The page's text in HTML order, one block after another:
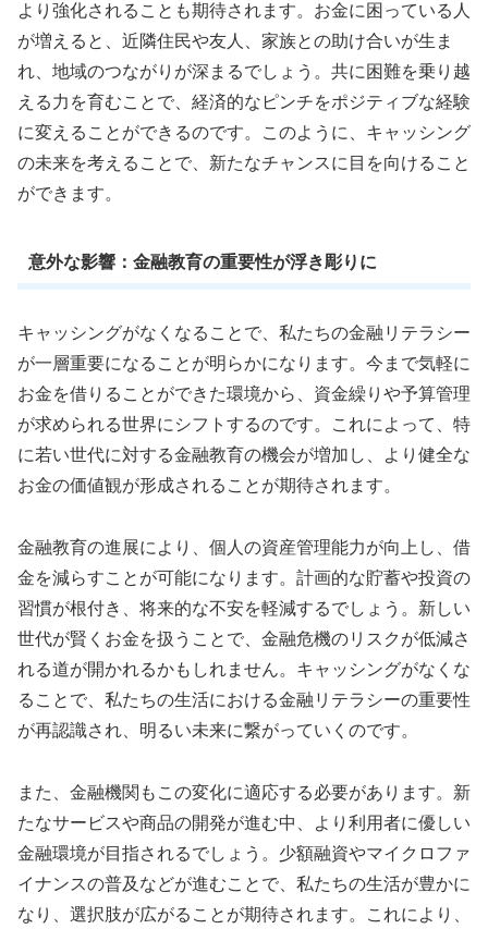
より強化されることも期待されます。お金に困っている人
が増えると、近隣住民や友人、家族との助け合いが生ま
れ、地域のつながりが深まるでしょう。共に困難を乗り越
える力を育むことで、経済的なピンチをポジティブな経験
に変えることができるのです。このように、キャッシング
の未来を考えることで、新たなチャンスに目を向けること
ができます。
意外な影響：金融教育の重要性が浮き彫りに
キャッシングがなくなることで、私たちの金融リテラシー
が一層重要になることが明らかになります。今まで気軽に
お金を借りることができた環境から、資金繰りや予算管理
が求められる世界にシフトするのです。これによって、特
に若い世代に対する金融教育の機会が増加し、より健全な
お金の価値観が形成されることが期待されます。
金融教育の進展により、個人の資産管理能力が向上し、借
金を減らすことが可能になります。計画的な貯蓄や投資の
習慣が根付き、将来的な不安を軽減するでしょう。新しい
世代が賢くお金を扱うことで、金融危機のリスクが低減さ
れる道が開かれるかもしれません。キャッシングがなくな
ることで、私たちの生活における金融リテラシーの重要性
が再認識され、明るい未来に繋がっていくのです。
また、金融機関もこの変化に適応する必要があります。新
たなサービスや商品の開発が進む中、より利用者に優しい
金融環境が目指されるでしょう。少額融資やマイクロファ
イナンスの普及などが進むことで、私たちの生活が豊かに
なり、選択肢が広がることが期待されます。これにより、